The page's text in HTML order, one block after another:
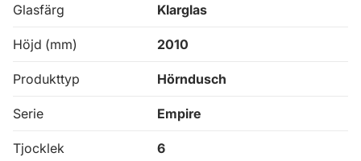
Glasfärg Klarglas
Höjd (mm) 2010
Produkttyp Hörndusch
Serie Empire
Tjocklek 6